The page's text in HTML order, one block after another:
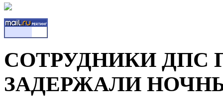
СОТРУДНИКИ ДПС
ЗАДЕРЖАЛИ